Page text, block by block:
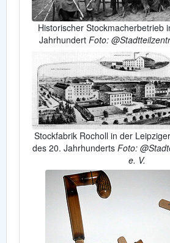
Historischer Stockmacherbetrieb
Jahrhundert Foto:
Stockfabrik Rocholl in der
des 20. Jahrhunderts Foto:
e. V.